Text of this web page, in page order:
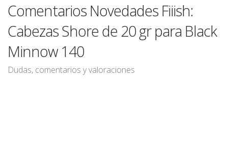
Comentarios Novedades Fiiish:
Cabezas Shore de 20 gr para Black
Minnow 140
Dudas, comentarios y valoraciones